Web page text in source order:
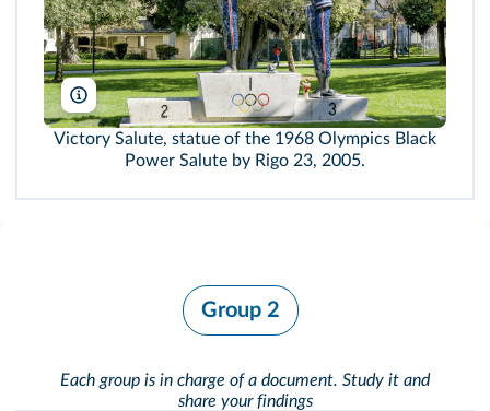
Ken Wolter/Shutterstock
Victory Salute, statue of the 1968 Olympics Black
Power Salute by Rigo 23, 2005.
Group 2
Each group is in charge of a document. Study it and
share your findings